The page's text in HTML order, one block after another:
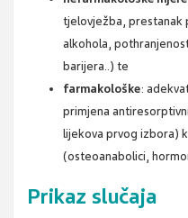
tjelovježba, prestanak
alkohola,
barijera..) te
farmakološke:
primjena
lijekova prvog izbora)
(osteoanabolici,
Prikaz slučaja